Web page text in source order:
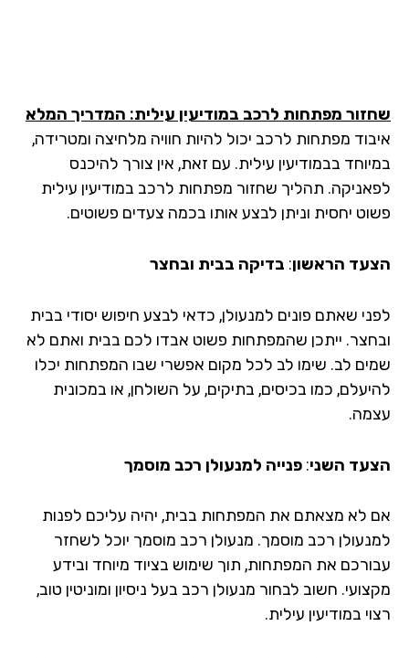
מפתחות לרכב במודיעין עילית: המדריך המלא
מפתחות לרכב יכול להיות חוויה מלחיצה ומטרידה,
בבמודיעין עילית. עם זאת, אין צורך להיכנס
תהליך שחזור מפתחות לרכב במודיעין עילית
יחסית וניתן לבצע אותו בכמה צעדים פשוטים.
הראשון:בדיקה בבית ובחצר
שאתם פונים למנעולן, כדאי לבצע חיפוש יסודי בבית
ייתכן שהמפתחות פשוט אבדו לכם בבית ואתם לא
לב. שימו לב לכל מקום אפשרי שבו המפתחות יכלו
כמו בכיסים, בתיקים, על השולחן, או במכונית
השני:פנייה למנעולן רכב מוסמך
לא מצאתם את המפתחות בבית, יהיה עליכם לפנות
רכב מוסמך. מנעולן רכב מוסמך יוכל לשחזר
את המפתחות, תוך שימוש בציוד מיוחד ובידע
חשוב לבחור מנעולן רכב בעל ניסיון ומוניטין טוב,
במודיעין עילית.